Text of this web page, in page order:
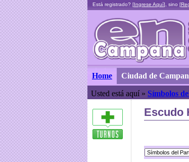
Está registrado? [Ingrese Aquí], sino [
Home Ciudad de
Usted está aquí » Símbolos
Escudo